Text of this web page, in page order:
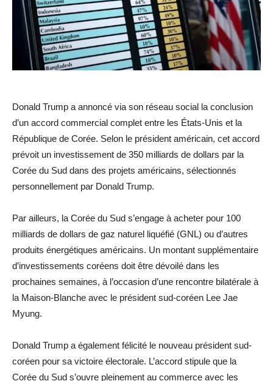
Donald Trump a annoncé via son réseau social la conclusion
d’un accord commercial complet entre les États-Unis et la
République de Corée. Selon le président américain, cet accord
prévoit un investissement de 350 milliards de dollars par la
Corée du Sud dans des projets américains, sélectionnés
personnellement par Donald Trump.
Par ailleurs, la Corée du Sud s’engage à acheter pour 100
milliards de dollars de gaz naturel liquéfié (GNL) ou d’autres
produits énergétiques américains. Un montant supplémentaire
d’investissements coréens doit être dévoilé dans les
prochaines semaines, à l’occasion d’une rencontre bilatérale à
la Maison-Blanche avec le président sud-coréen Lee Jae
Myung.
Donald Trump a également félicité le nouveau président sud-
coréen pour sa victoire électorale. L’accord stipule que la
Corée du Sud s’ouvre pleinement au commerce avec les